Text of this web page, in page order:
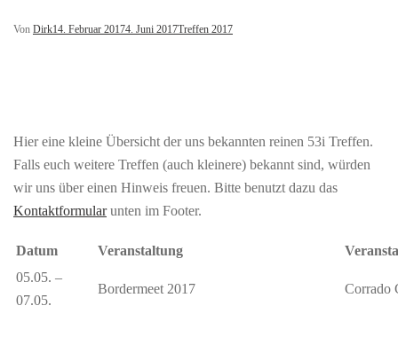
Von Dirk14. Februar 20174. Juni 2017Treffen 2017
Hier eine kleine Übersicht der uns bekannten reinen 53i Treffen.
Falls euch weitere Treffen (auch kleinere) bekannt sind, würden
wir uns über einen Hinweis freuen. Bitte benutzt dazu das
Kontaktformularunten im Footer.
Datum Veranstaltung
05.05. –
07.05.
Bordermeet 2017 Corrado